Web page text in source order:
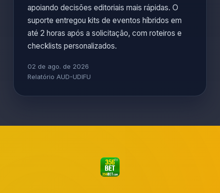
apoiando decisões editoriais mais rápidas. O
suporte entregou kits de eventos híbridos em
até 2 horas após a solicitação, com roteiros e
checklists personalizados.
02 de ago. de 2026
Relatório AUD-UDIFU